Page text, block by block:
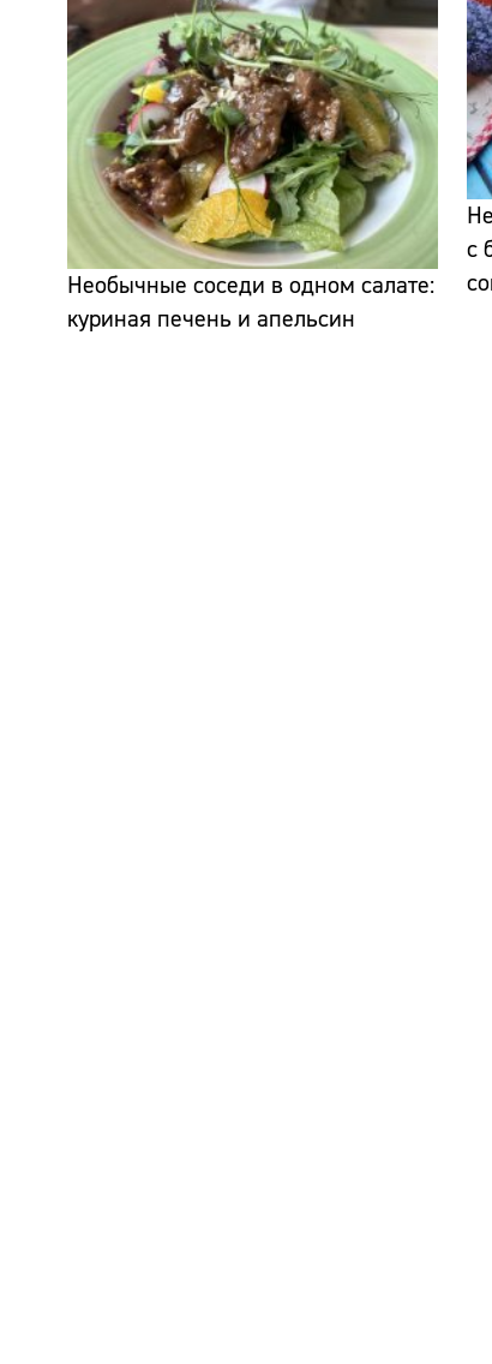
Необычные соседи в одном салате:
куриная печень и апельсин
с